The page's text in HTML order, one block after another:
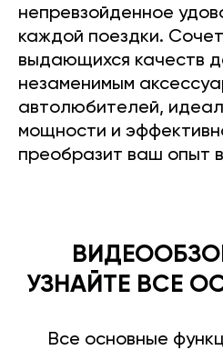
непревзойденное
каждой поездки.
выдающихся качеств
незаменимым
автолюбителей,
мощности и
преобразит ваш опыт
УЗНАЙТЕ ВСЕ
Все основные